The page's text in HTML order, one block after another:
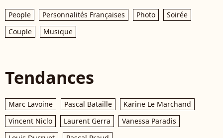
People Personnalités Françaises Photo
Soirée
Couple
Musique
Tendances
Marc Lavoine Pascal Bataille
Karine Le Marchand
Vincent Niclo
Laurent Gerra
Vanessa Paradis